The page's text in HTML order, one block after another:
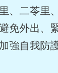
、二苓里
免外出、
強自我防護